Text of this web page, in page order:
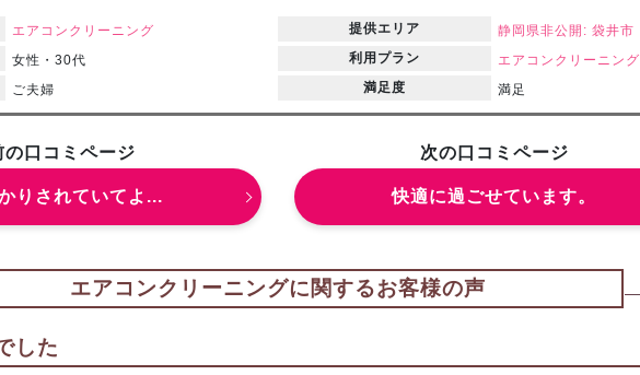
エアコンクリーニング 提供エリア 静岡県非公開: 袋井市
女性・30代 利用プラン
エアコンクリーニング
ご夫婦 満足度 満足
の口コミページ
りされていてよ...
次の口コミページ
快適に過ごせています。
エアコンクリーニングに関するお客様の声
した